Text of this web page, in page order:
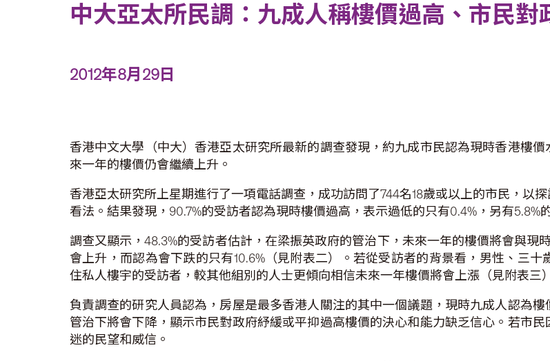
中大亞太所民調：九成人稱樓價過高、市民對
2012年8月29日
香港中文大學（中大）香港亞太研究所最新的調查發現，約九成市民認為現時香港樓
來一年的樓價仍會繼續上升。
香港亞太研究所上星期進行了一項電話調查，成功訪問了744名18歲或以上的市民，以
看法。結果發現，90.7%的受訪者認為現時樓價過高，表示過低的只有0.4%，另有5.8%
調查又顯示，48.3%的受訪者估計，在梁振英政府的管治下，未來一年的樓價將會與現
會上升，而認為會下跌的只有10.6%（見附表二）。若從受訪者的背景看，男性、三
住私人樓宇的受訪者，較其他組別的人士更傾向相信未來一年樓價將會上漲（見附表三
負責調查的研究人員認為，房屋是最多香港人關注的其中一個議題，現時九成人認為
管治下將會下降，顯示市民對政府紓緩或平抑過高樓價的決心和能力缺乏信心。若市
迷的民望和威信。